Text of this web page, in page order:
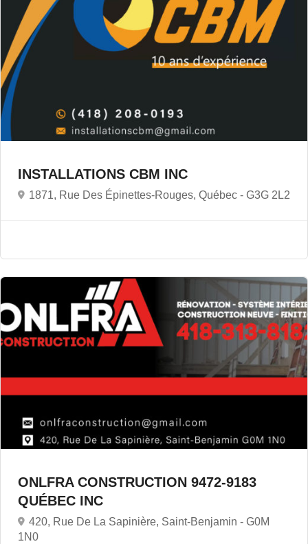
INSTALLATIONS CBM INC
1871, Rue Des Épinettes-Rouges, Québec - G3G 2L2
ONLFRA CONSTRUCTION 9472-9183
QUÉBEC INC
420, Rue De La Sapinière, Saint-Benjamin - G0M
1N0